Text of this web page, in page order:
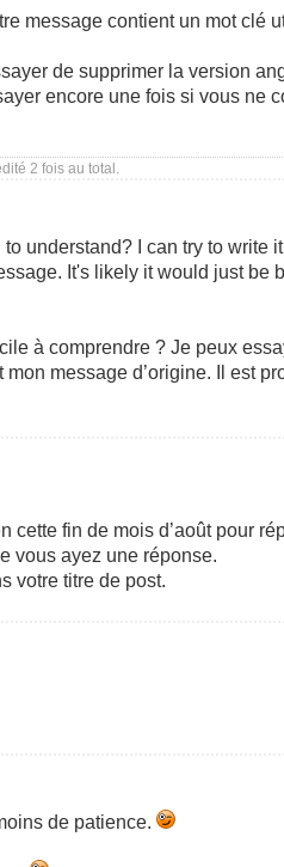
message contient un mot clé
de supprimer la version
encore une fois si vous ne
2 fois au total.
understand? I can try to write
It's likely it would just be
à comprendre ? Je peux
message d’origine. Il est
cette fin de mois d’août pour
vous ayez une réponse.
votre titre de post.
de patience.